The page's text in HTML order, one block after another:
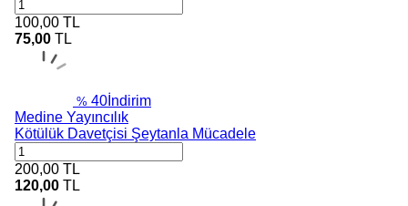
100,00 TL
75,00 TL
% 40 İndirim
Medine Yayıncılık
Kötülük Davetçisi Şeytanla Mücadele
200,00 TL
120,00 TL